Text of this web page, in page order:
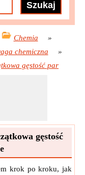
Chemia
»
chemiczna
»
gęstość par
gęstość
krok po kroku, jak